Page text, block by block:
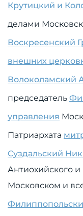
Крутицкий и
делами
Воскресенский
внешних
Волоколамский
председатель
управления
Патриархата
Суздальский
Антиохийского и
Московском и